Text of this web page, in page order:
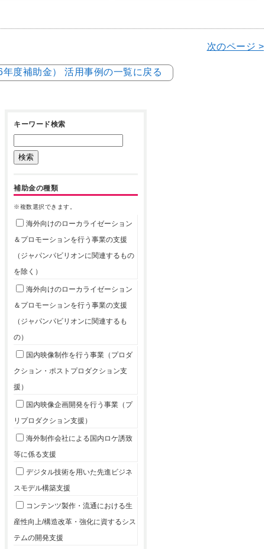
次のページ >
度補助金） 活用事例の一覧に戻る
キーワード検索
補助金の種類
※複数選択できます。
海外向けのローカライゼーション
＆プロモーションを行う事業の支援
（ジャパンパビリオンに関連するもの
を除く）
海外向けのローカライゼーション
＆プロモーションを行う事業の支援
（ジャパンパビリオンに関連するも
の）
国内映像制作を行う事業（プロダ
クション・ポストプロダクション支
援）
国内映像企画開発を行う事業（プ
リプロダクション支援）
海外制作会社による国内ロケ誘致
等に係る支援
デジタル技術を用いた先進ビジネ
スモデル構築支援
コンテンツ製作・流通における生
産性向上/構造改革・強化に資するシス
テムの開発支援